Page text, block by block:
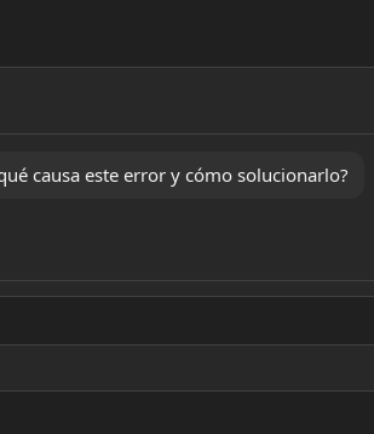
causa este error y cómo solucionarlo?